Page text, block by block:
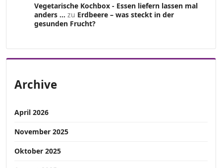
Vegetarische Kochbox - Essen liefern lassen mal
anders ... zu Erdbeere – was steckt in der
gesunden Frucht?
Archive
April 2026
November 2025
Oktober 2025